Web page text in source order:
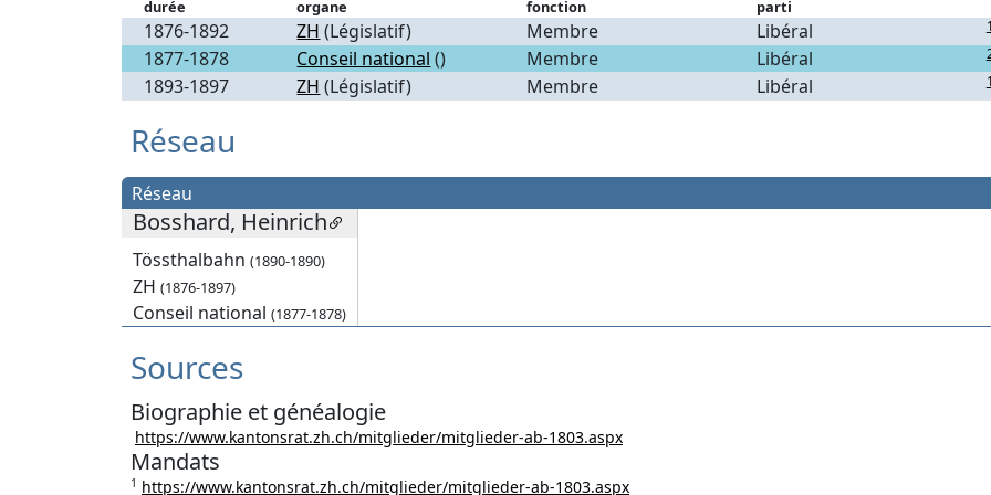
durée organe fonction parti
1876-1892 ZH (Législatif) Membre Libéral 1
1877-1878 Conseil national () Membre Libéral
1893-1897 ZH (Législatif) Membre Libéral 1
Réseau
Réseau
Bosshard, Heinrich
Tössthalbahn (1890-1890)
ZH (1876-1897)
Conseil national (1877-1878)
Sources
Biographie et généalogie
https://www.kantonsrat.zh.ch/mitglieder/mitglieder-ab-1803.aspx
Mandats
1 https://www.kantonsrat.zh.ch/mitglieder/mitglieder-ab-1803.aspx